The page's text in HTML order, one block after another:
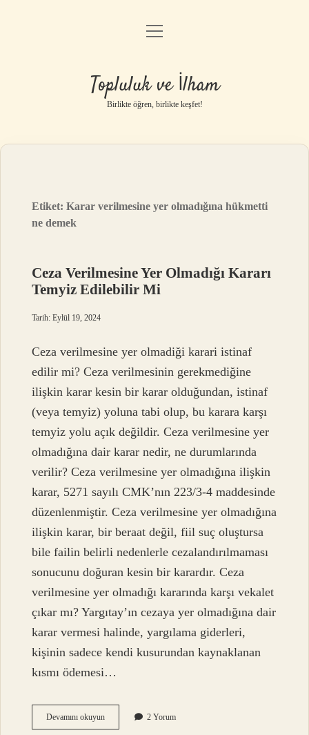
Anasayfa
Gizlilik Politikası
Yasal Uyarı
menüyü
Topluluk ve İlham
Birlikte öğren, birlikte keşfet!
Etiket:Karar verilmesine yer olmadığına hükmetti
ne demek
Ceza Verilmesine Yer Olmadığı Kararı
Temyiz Edilebilir Mi
Tarih: Eylül 19, 2024
Ceza verilmesine yer olmadiği karari istinaf
edilir mi? Ceza verilmesinin gerekmediğine
ilişkin karar kesin bir karar olduğundan, istinaf
(veya temyiz) yoluna tabi olup, bu karara karşı
temyiz yolu açık değildir. Ceza verilmesine yer
olmadığına dair karar nedir, ne durumlarında
verilir? Ceza verilmesine yer olmadığına ilişkin
karar, 5271 sayılı CMK’nın 223/3-4 maddesinde
düzenlenmiştir. Ceza verilmesine yer olmadığına
ilişkin karar, bir beraat değil, fiil suç oluştursa
bile failin belirli nedenlerle cezalandırılmaması
sonucunu doğuran kesin bir karardır. Ceza
verilmesine yer olmadığı kararında karşı vekalet
çıkar mı? Yargıtay’ın cezaya yer olmadığına dair
karar vermesi halinde, yargılama giderleri,
kişinin sadece kendi kusurundan kaynaklanan
kısmı ödemesi…
Devamını okuyunCeza
Verilmesine
2 Yorum